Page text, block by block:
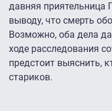
давняя приятельница
выводу, что смерть
Возможно, оба дела
ходе расследования
предстоит выяснить,
стариков.